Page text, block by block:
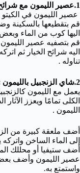
1.عصير الليمون مع شرائح الخيار :
عصير الليمون في
قم بتقطيعها بالسكينة
اليها كوب من الماء
قم بتصفيه عصير
تناوله .
2. شاي الزنجبيل بالليمون
يعمل مع الليمون
الكلى تمامًا ويعزز الآثار
الليمون .
أضف ملعقة كبيرة من
أضف ستيفيا أو محللك
عصير الليمون وأضف
واستمتع به.